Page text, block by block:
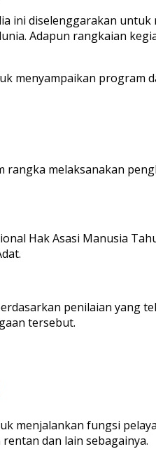
ini diselenggarakan
Adapun rangkaian
menyampaikan program
rangka melaksanakan
Hak Asasi Manusia
penilaian yang
tersebut.
menjalankan fungsi
dan lain sebagainya.